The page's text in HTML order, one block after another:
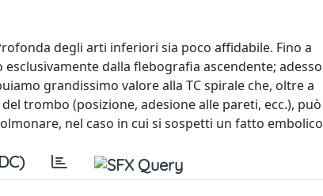
degli arti inferiori sia poco affidabile. Fino a
dalla flebografia ascendente; adesso
grandissimo valore alla TC spirale che, oltre a
trombo (posizione, adesione alle pareti, ecc.), può
nel caso in cui si sospetti un fatto embolico